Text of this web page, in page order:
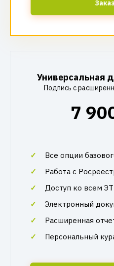
Универсальная
Подпись с
7
Все опции
Работа с
Доступ ко всем
Электронный
Расширенная
Персональный